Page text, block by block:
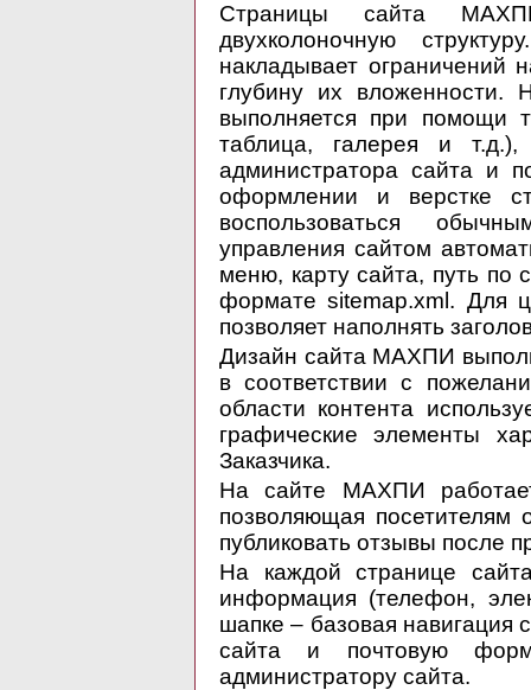
Страницы сайта
двухколоночную
накладывает ограничений
глубину их вложенности.
выполняется при помощи
таблица, галерея и
администратора сайта и
оформлении и верстке
воспользоваться
управления сайтом
меню, карту сайта, путь по
формате sitemap.xml. Для
позволяет наполнять
Дизайн сайта МАХПИ
в соответствии с
области контента
графические элементы
Заказчика.
На сайте МАХПИ
позволяющая посетителям
публиковать отзывы после
На каждой странице
информация (телефон,
шапке – базовая навигация
сайта и почтовую
администратору сайта.